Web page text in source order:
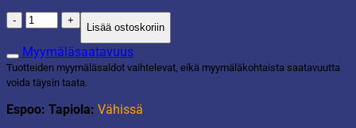
Tekokasvi
saniaisen
oksa
määrä
Lisää ostoskoriin
Myymäläsaatavuus
Tuotteiden myymäläsaldot vaihtelevat, eikä myymäläkohtaista saatavuutta
voida täysin taata.
Espoo: Tapiola: Vähissä